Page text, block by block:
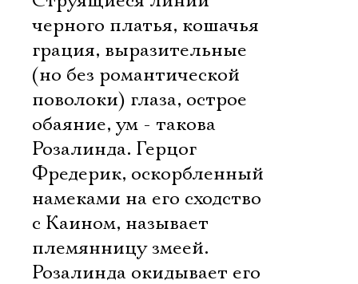
черного платья, кошачья
грация, выразительные
(но без романтической
поволоки) глаза, острое
обаяние, ум - такова
Розалинда. Герцог
Фредерик, оскорбленный
намеками на его сходство
с Каином, называет
племянницу змеей.
Розалинда окидывает его